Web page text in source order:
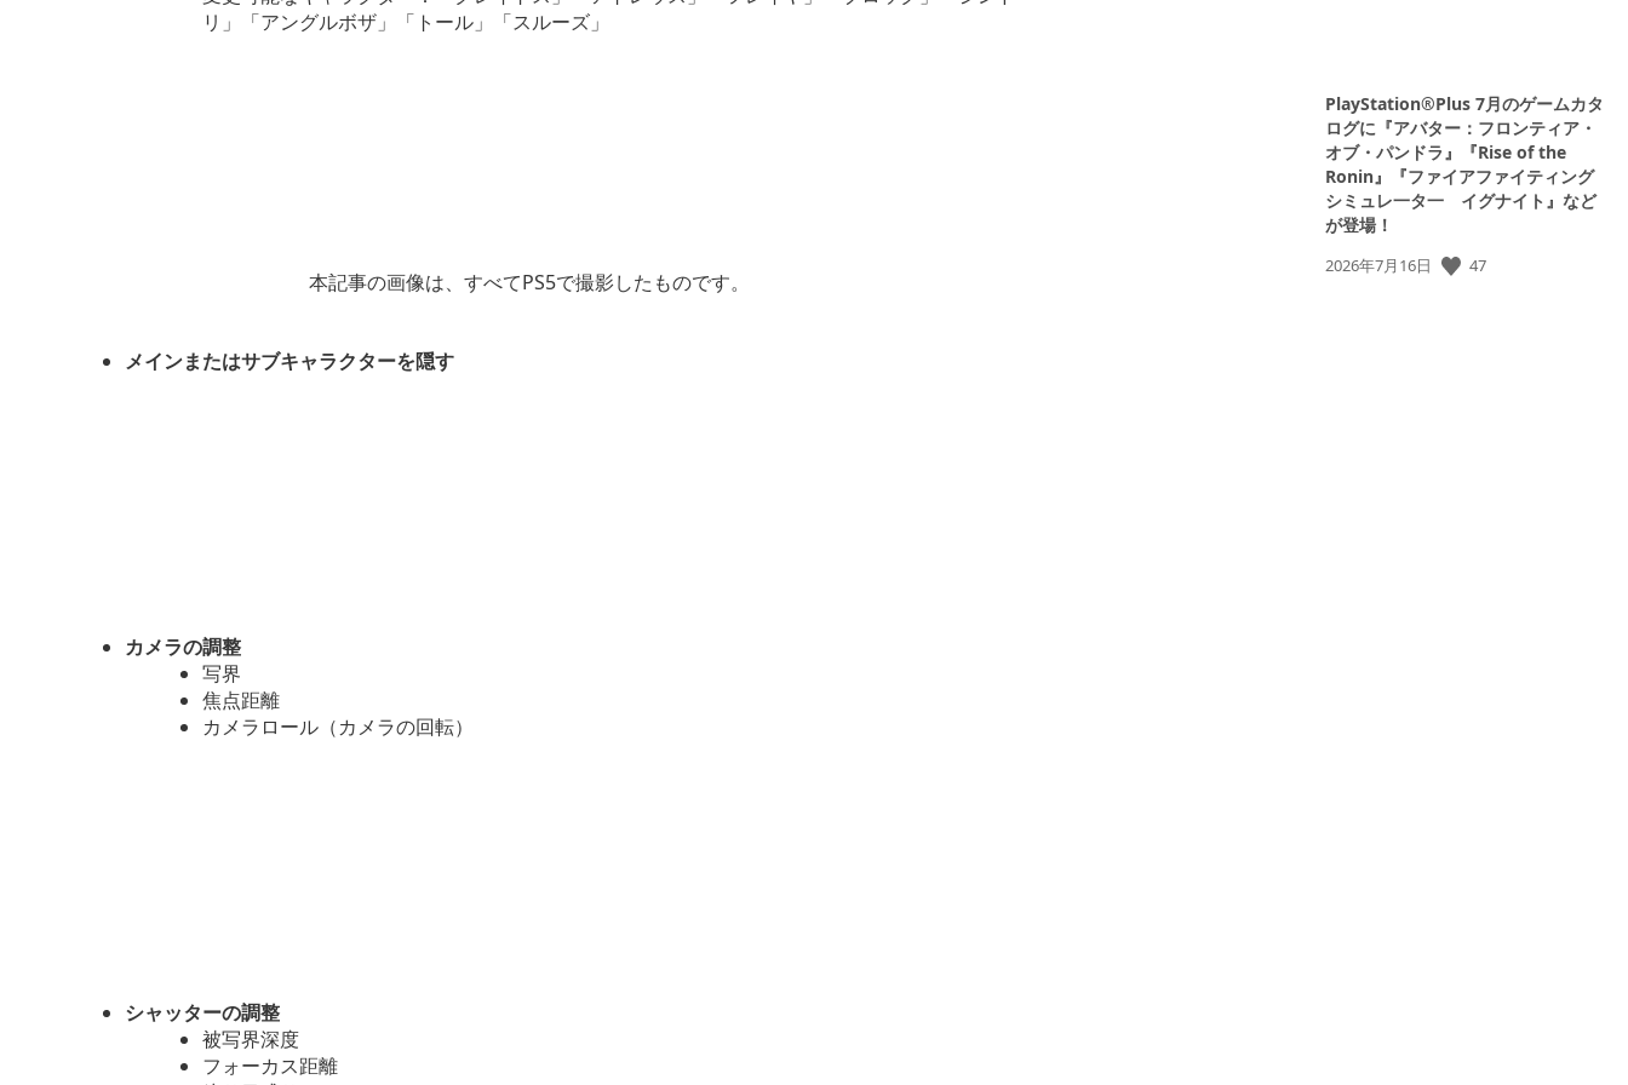
リ」「アングルボザ」「トール」「スルーズ」
本記事の画像は、すべてPS5で撮影したものです。
メインまたはサブキャラクターを隠す
カメラの調整
写界
焦点距離
カメラロール（カメラの回転）
シャッターの調整
被写界深度
フォーカス距離
PlayStation®Plus 7月のゲームカタ
ログに『アバター：フロンティア・
オブ・パンドラ』『Rise of the
Ronin』『ファイアファイティング
シミュレ一タ一 イグナイト』など
が登場！
公
2026年7月16日 47